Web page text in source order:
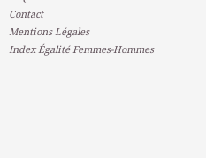
Contact
Mentions Légales
Index Égalité Femmes-Hommes